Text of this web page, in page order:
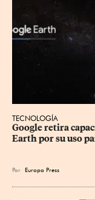
TECNOLOGÍA
Google retira
Earth por su uso
Por Europa Press